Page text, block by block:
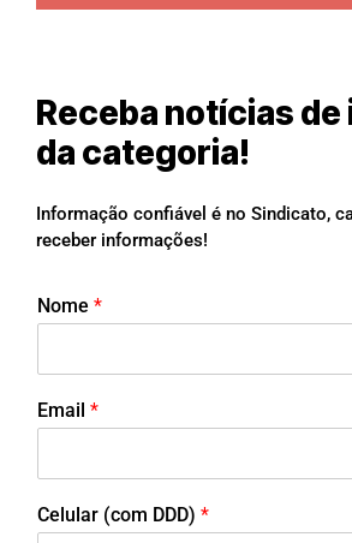
Receba notícias
da categoria!
Informação confiável é no Sindicato,
receber informações!
Nome *
Email *
Celular (com DDD) *